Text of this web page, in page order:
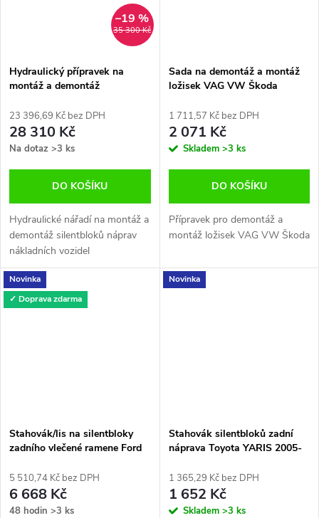
35 300 Kč
–19 %
Hydraulický přípravek na
montáž a demontáž
vozidel
23 396,69 Kč bez DPH
28 310 Kč
Na dotaz >3 ks
DO KOŠÍKU
Hydraulické nářadí na montáž a
demontáž silentbloků náprav
nákladních vozidel
Sada na demontáž a montáž
ložisek VAG VW Škoda
1 711,57 Kč bez DPH
2 071 Kč
Skladem >3 ks
DO KOŠÍKU
Přípravek pro demontáž a
montáž ložisek VAG VW Škoda
Novinka
✓ Doprava zdarma
Stahovák/lis na silentbloky
zadního vlečené ramene Ford
5 510,74 Kč bez DPH
6 668 Kč
48 hodin >3 ks
Novinka
Stahovák silentbloků zadní
náprava Toyota YARIS 2005-
1 365,29 Kč bez DPH
1 652 Kč
Skladem >3 ks